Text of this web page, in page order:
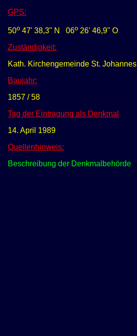
GPS:
50o 47' 38,3" N 06o 26' 46,9" O
Zuständigkeit:
Kath. Kirchengemeinde St. Johannes
Baujahr:
1857 / 58
Tag der Eintragung als Denkmal
14. April 1989
Quellenhinweis:
Beschreibung der Denkmalbehörde